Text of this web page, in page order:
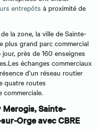
entrepôts à proximité de
la zone, la ville de Sainte-
plus grand parc commercial
près de 160 enseignes
échanges commerciaux
d’un réseau routier
quatre routes
commerciale.
Merogis, Sainte-
Orge avec CBRE